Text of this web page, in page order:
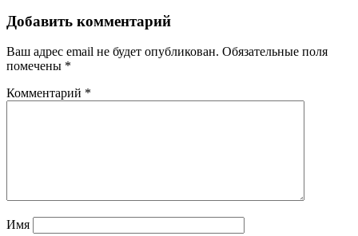
Добавить комментарий
Ваш адрес email не будет опубликован. Обязательные поля
помечены *
Комментарий *
Имя